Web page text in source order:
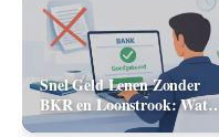
Snel Geld Lenen Zonder
BKR en Loonstrook: Wat
Zijn Je Opties?